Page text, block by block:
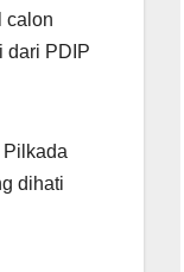
calon
dari PDIP
Pilkada
dihati